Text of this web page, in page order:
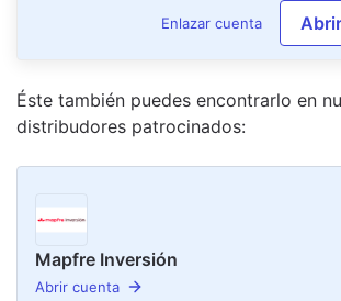
Enlazar cuenta
Éste también puedes encontrarlo en
distribudores patrocinados:
Mapfre Inversión
Abrir cuenta